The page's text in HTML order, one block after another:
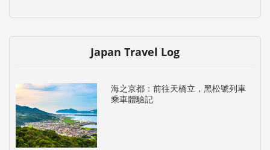
Japan Travel Log
海之京都：前往天橋立，黑松號列車
乘車體驗記